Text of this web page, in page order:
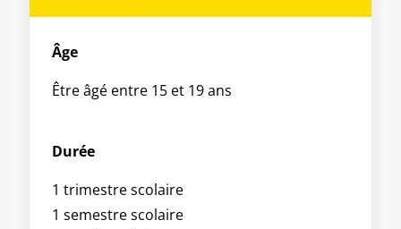
Âge
Être âgé entre 15 et 19 ans
Durée
1 trimestre scolaire
1 semestre scolaire